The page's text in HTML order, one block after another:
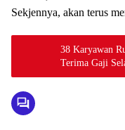
Sekjennya, akan terus
38 Karyawan
Terima Gaji